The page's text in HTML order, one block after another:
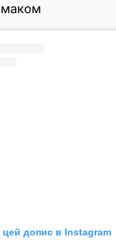
цей допис в Instagram